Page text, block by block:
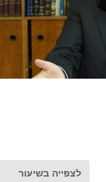
לצפייה בשיעור